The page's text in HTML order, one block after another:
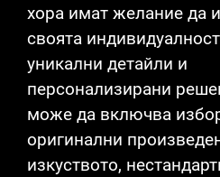
хора имат желание да
своята
уникални детайли и
персонализирани
може да включва
оригинални
изкуството,